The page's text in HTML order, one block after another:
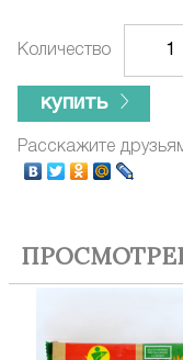
Количество
купить
Расскажите